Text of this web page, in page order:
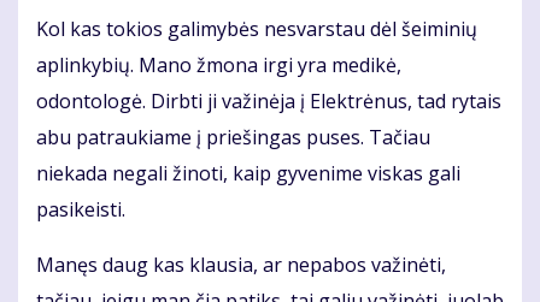
Kol kas tokios galimybės nesvarstau dėl šeiminių
aplinkybių. Mano žmona irgi yra medikė,
odontologė. Dirbti ji važinėja į Elektrėnus, tad rytais
abu patraukiame į priešingas puses. Tačiau
niekada negali žinoti, kaip gyvenime viskas gali
pasikeisti.
Manęs daug kas klausia, ar nepabos važinėti,